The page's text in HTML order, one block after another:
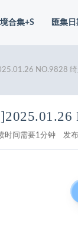
合集+S 匯集
NO.9828
时间需要1分钟 发